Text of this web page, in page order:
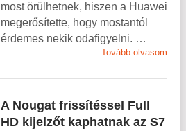
most örülhetnek, hiszen a Huawei
megerősítette, hogy mostantól
érdemes nekik odafigyelni. …
Tovább olvasom
A Nougat frissítéssel Full
HD kijelzőt kaphatnak az S7